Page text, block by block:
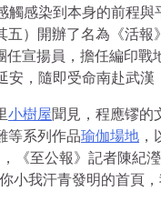
觸感染到本身的前程
）開辦了名為《活
宣揚員，擔任編印
，隨即受命南赴武
小樹屋聞見，程應镠的
等系列作品瑜伽場地
《至公報》記者陳
小我汗青發明的首頁